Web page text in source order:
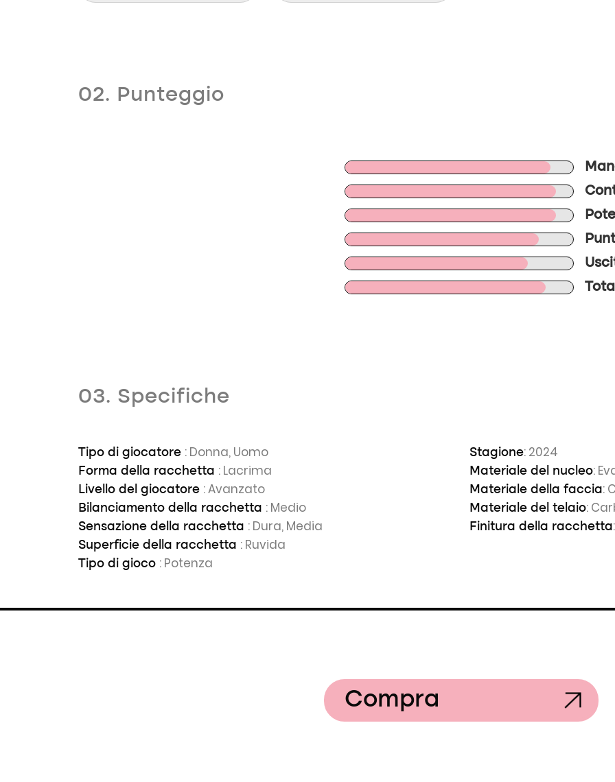
02. Punteggio
03. Specifiche
Tipo di giocatore : Donna, Uomo
Forma della racchetta : Lacrima
Livello del giocatore : Avanzato
Bilanciamento della racchetta : Medio
Sensazione della racchetta : Dura, Media
Superficie della racchetta : Ruvida
Tipo di gioco : Potenza
Stagione: 2024
Materiale del nucleo:
Materiale della faccia:
Materiale del telaio:
Finitura della racchetta
Compra